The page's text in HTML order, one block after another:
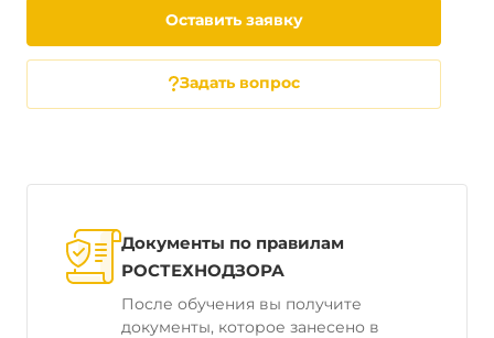
Оставить заявку
Задать вопрос
Документы по правилам
РОСТЕХНОДЗОРА
После обучения вы получите
документы, которое занесено в